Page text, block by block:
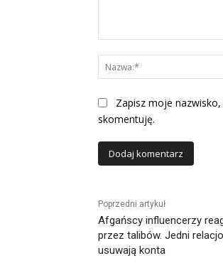
Zapisz moje
skomentuję.
Poprzedni artykuł
Afgańscy influencerzy
przez talibów. Jedni
usuwają konta